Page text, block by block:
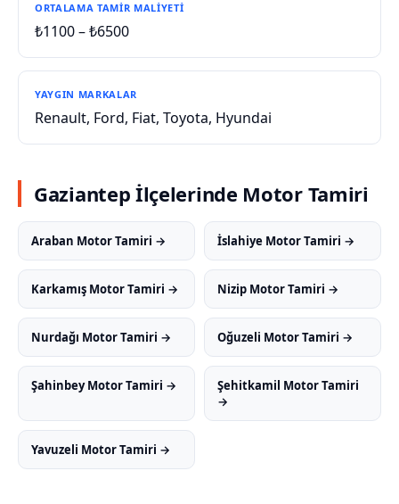
ORTALAMA TAMIR MALIYETI
₺1100 – ₺6500
YAYGIN MARKALAR
Renault, Ford, Fiat, Toyota, Hyundai
Gaziantep İlçelerinde Motor Tamiri
Araban Motor Tamiri → İslahiye Motor Tamiri →
Karkamış Motor Tamiri → Nizip Motor Tamiri →
Nurdağı Motor Tamiri → Oğuzeli Motor Tamiri →
Şahinbey Motor Tamiri →
Şehitkamil Motor Tamiri
→
Yavuzeli Motor Tamiri →